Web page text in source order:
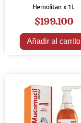
Hemolitan x 1L
$199.100
Añadir al carrito